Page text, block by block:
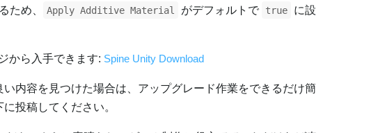
ため、
Apply Additive Material がデフォルトで true
に設
から入手できます: Spine Unity Download
内容を見つけた場合は、アップグレード作業をできるだけ簡
投稿してください。